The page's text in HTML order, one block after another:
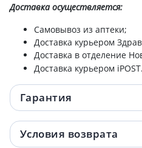
Доставкаосуществляется:
Самовывоз из аптеки;
Доставка курьером
Доставка в отделение
Доставка курьером iPOST.
Гарантия
Условия возврата